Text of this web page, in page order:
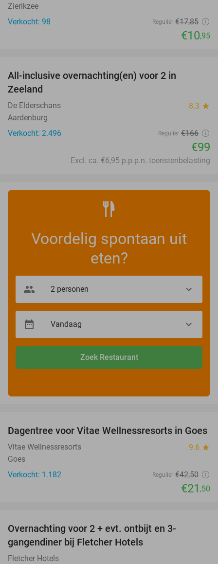
Zierikzee
Verkocht: 98
Regulier €17,85
€10,95
All-inclusive overnachting(en) voor 2 in
Zeeland
De Elderschans 8.3 star
Aardenburg
Verkocht: 2.496
Regulier €166
€99
Excl. ca. €6,95 p.p.p.n. toeristenbelasting
Voordelig spontaan uit
eten?
Zoek Restaurant
49%
Dagentree voor Vitae Wellnessresorts in Goes
Vitae Wellnessresorts 9.6 star
Goes
Verkocht: 1.182
Regulier €42,50
€21 ,50
Overnachting voor 2 + evt. ontbijt en 3-
gangendiner bij Fletcher Hotels
Fletcher Hotels